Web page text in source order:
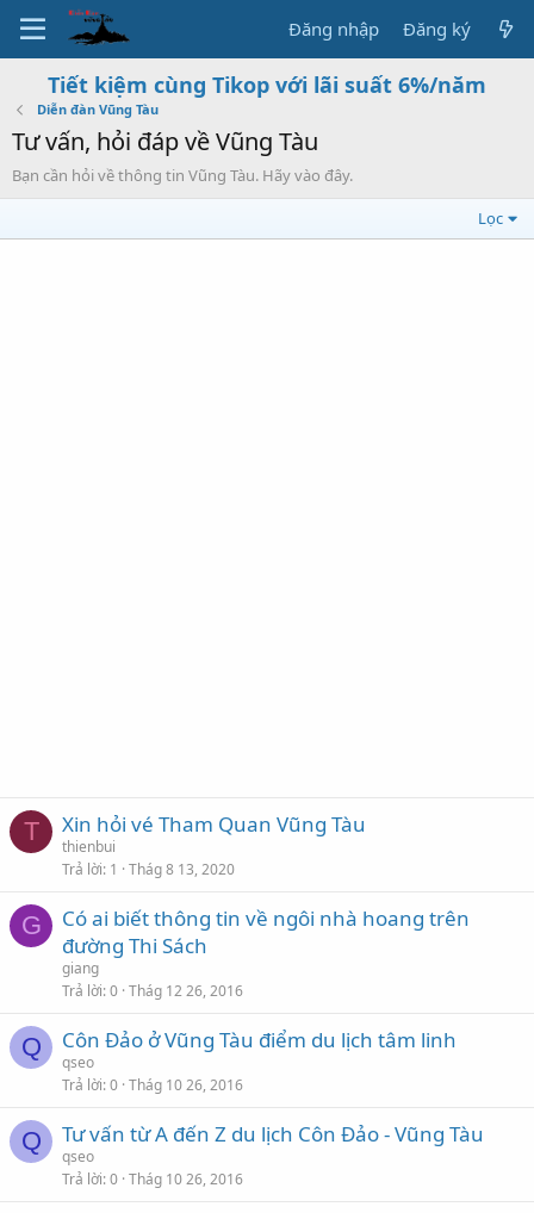
Đăng nhập Đăng ký
Tiết kiệm cùng Tikop với lãi suất 6%/năm
Diễn đàn Vũng Tàu
Tư vấn, hỏi đáp về Vũng Tàu
Bạn cần hỏi về thông tin Vũng Tàu. Hãy vào đây.
Lọc
T Xin hỏi vé Tham Quan Vũng Tàu
thienbui
Trả lời 1 Thág 8 13, 2020
G
Có ai biết thông tin về ngôi nhà hoang trên
đường Thi Sách
giang
Trả lời 0 Thág 12 26, 2016
Q Côn Đảo ở Vũng Tàu điểm du lịch tâm linh
qseo
Trả lời 0 Thág 10 26, 2016
Q Tư vấn từ A đến Z du lịch Côn Đảo - Vũng Tàu
qseo
Trả lời 0 Thág 10 26, 2016